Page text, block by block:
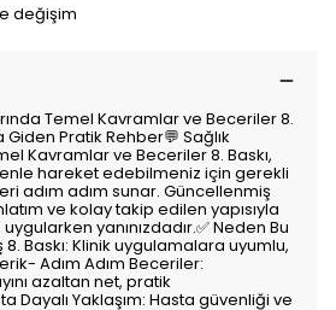
değişim
Temel Kavramlar ve Beceriler 8.
Giden Pratik Rehber💬 Sağlık
Kavramlar ve Beceriler 8. Baskı,
hareket edebilmeniz için gerekli
adım adım sunar. Güncellenmiş
ve kolay takip edilen yapısıyla
yanınızdadır.✅ Neden Bu
Baskı: Klinik uygulamalara uyumlu,
Adım Adım Beceriler:
azaltan net, pratik
Dayalı Yaklaşım: Hasta güvenliği ve